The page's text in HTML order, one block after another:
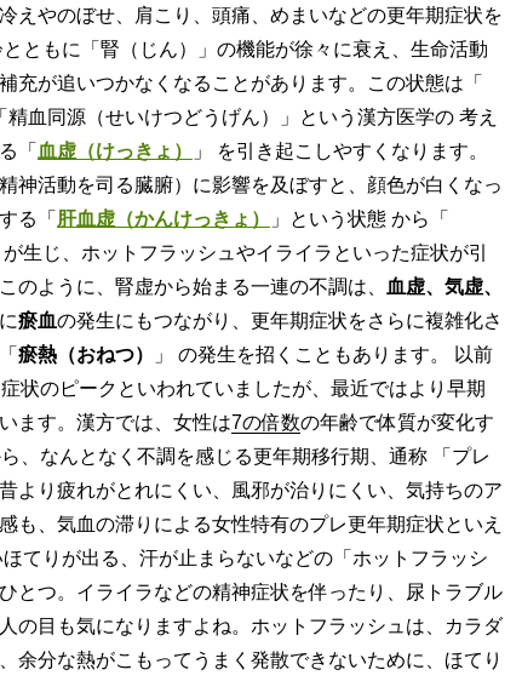
えやのぼせ、肩こり、頭痛、めまいなどの更年期症状を
ともに「腎（じん）」の機能が徐々に衰え、生命活動
充が追いつかなくなることがあります。この状態は「
精血同源（せいけつどうげん）」という漢方医学の 考え
「 血虚（けっきょ）
」 を引き起こしやすくなります。
神活動を司る臓腑）に影響を及ぼすと、顔色が白くなっ
る「 肝血虚（かんけっきょ）
」という状態 から「
が生じ、ホットフラッシュやイライラといった症状が引
のように、腎虚から始まる一連の不調は、
血虚、気虚、
瘀血の発生にもつながり、更年期症状をさらに複雑化さ
瘀熱（おねつ）
」 の発生を招くこともあります。 以前
状のピークといわれていましたが、最近ではより早期
ます。漢方では、女性は7の倍数の年齢で体質が変化す
、なんとなく不調を感じる更年期移行期、通称 「プレ
より疲れがとれにくい、風邪が治りにくい、気持ちのア
も、気血の滞りによる女性特有のプレ更年期症状といえ
てりが出る、汗が止まらないなどの「ホットフラッシ
とつ。イライラなどの精神症状を伴ったり、尿トラブル
の目も気になりますよね。ホットフラッシュは、カラダ
余分な熱がこもってうまく発散できないために、ほてり